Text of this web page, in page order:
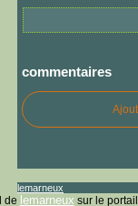
commentaires
lemarneux
de lemarneux sur le